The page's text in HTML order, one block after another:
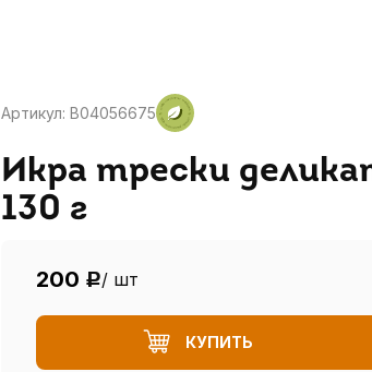
Артикул: B04056675
Икра трески
130 г
200 Р/ шт
КУПИТЬ